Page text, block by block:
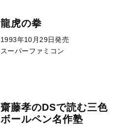
龍虎の拳
1993年10月29日発売
スーパーファミコン
齋藤孝のDSで読む三色
ボールペン名作塾